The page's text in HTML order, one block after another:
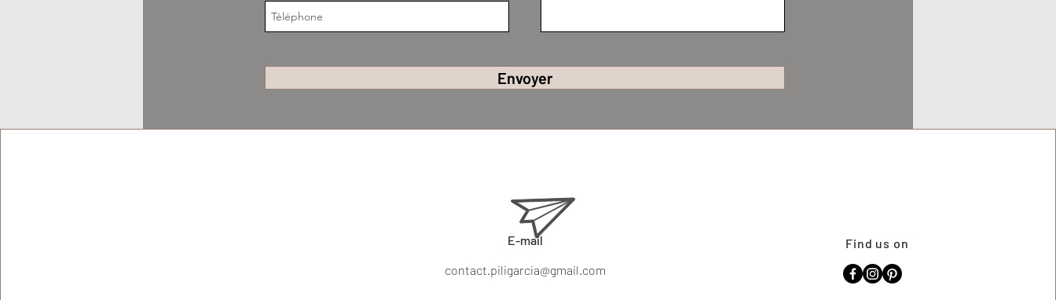
Envoyer
E-mail
contact.piligarcia@gmail.com
Find us on